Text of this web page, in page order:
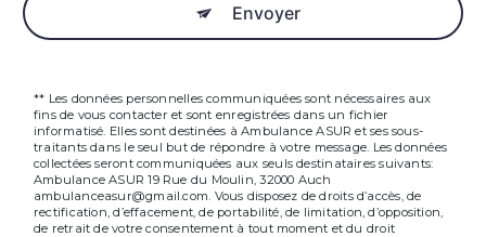
Envoyer
** Les données personnelles communiquées sont nécessaires aux
fins de vous contacter et sont enregistrées dans un fichier
informatisé. Elles sont destinées à Ambulance ASUR et ses sous-
traitants dans le seul but de répondre à votre message. Les données
collectées seront communiquées aux seuls destinataires suivants:
Ambulance ASUR 19 Rue du Moulin, 32000 Auch
ambulanceasur@gmail.com. Vous disposez de droits d’accès, de
rectification, d’effacement, de portabilité, de limitation, d’opposition,
de retrait de votre consentement à tout moment et du droit